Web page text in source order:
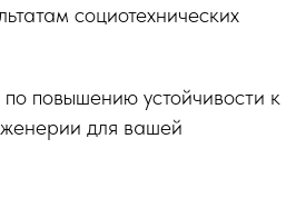
социотехнических
повышению устойчивости к
для вашей